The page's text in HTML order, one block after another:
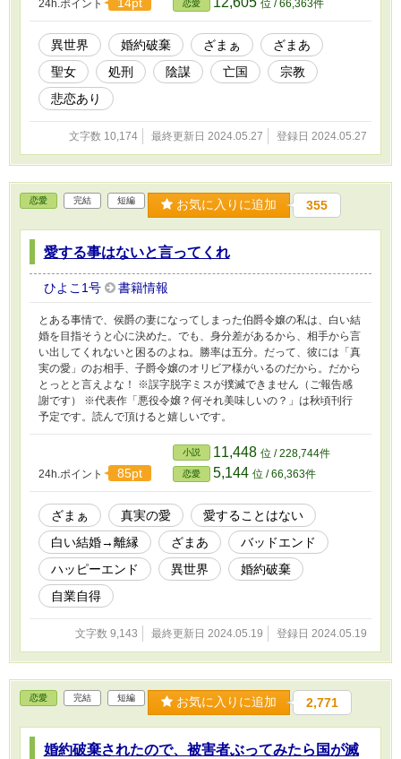
24h.ポイント 恋愛 位 / 66,363件
異世界 婚約破棄 ざまぁ
ざまあ
聖女
処刑 陰謀 亡国
宗教
悲恋あり
文字数 10,174 最終更新日 2024.05.27 登録日 2024.05.27
恋愛 完結 短編 お気に入りに追加 355
愛する事はないと言ってくれ
ひよこ1号 書籍情報
とある事情で、侯爵の妻になってしまった伯爵令嬢の私は、白い結
婚を目指そうと心に決めた。でも、身分差があるから、相手から言
い出してくれないと困るのよね。勝率は五分。だって、彼には「真
実の愛」のお相手、子爵令嬢のオリビア様がいるのだから。だから
とっとと言えよな！ ※誤字脱字ミスが撲滅できません（ご報告感
謝です） ※代表作「悪役令嬢？何それ美味しいの？」は秋頃刊行
予定です。読んで頂けると嬉しいです。
24h.ポイント 85pt
小説 11,448 位 / 228,744件
恋愛 5,144 位 / 66,363件
ざまぁ 真実の愛
愛することはない
白い結婚→離縁
ざまあ
バッドエンド
ハッピーエンド
異世界
婚約破棄
自業自得
文字数 9,143 最終更新日 2024.05.19 登録日 2024.05.19
恋愛 完結 短編 お気に入りに追加 2,771
婚約破棄されたので、被害者ぶってみたら国が滅